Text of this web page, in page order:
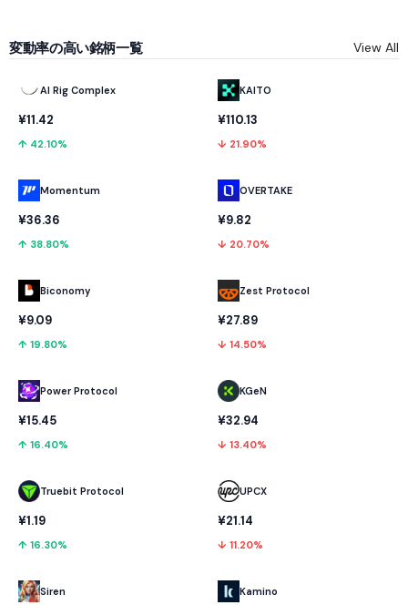
変動率の高い銘柄一覧 View All
AI Rig Complex
¥11.42
↑ 42.10%
Momentum
¥36.36
↑ 38.80%
Biconomy
¥9.09
↑ 19.80%
Power Protocol
¥15.45
↑ 16.40%
Truebit Protocol
¥1.19
↑ 16.30%
Siren
KAITO
¥110.13
↓ 21.90%
OVERTAKE
¥9.82
↓ 20.70%
Zest Protocol
¥27.89
↓ 14.50%
KGeN
¥32.94
↓ 13.40%
UPCX
¥21.14
↓ 11.20%
Kamino